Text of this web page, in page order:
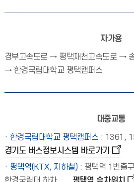
자가용
경부고속도로 → 평택재천고속도로 →
→ 한경국립대학교 평택캠퍼스
대중교통
· 한경국립대학교 평택캠퍼스 : 1361,
경기도 버스정보시스템 바로가기
· 평택역(KTX, 지하철) : 평택역 1번출